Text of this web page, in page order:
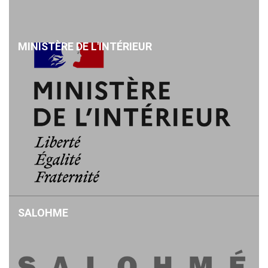
MINISTÈRE DE L'INTÉRIEUR
SALOHME